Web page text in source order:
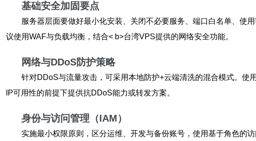
基础安全加固要点
服务器层面要做好最小化安装、关闭不必要服务、端口白名单、使
议使用WAF与负载均衡，结合< b>台湾VPS提供的网络安全功能。
网络与DDoS防护策略
针对DDoS与流量攻击，可采用本地防护+云端清洗的混合模式。
IP可用性的前提下提供抗DDoS能力或转发方案。
身份与访问管理（IAM）
实施最小权限原则，区分运维、开发与备份账号，使用基于角色的